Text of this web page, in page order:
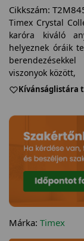
Cikkszám:
Timex Crystal
karóra kiváló
helyeznek óráik
viszonyok között,
Kívánságlistára
Márka: Timex